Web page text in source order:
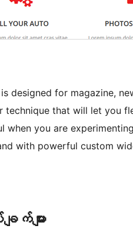
designed for magazine,
technique that will let you
when you are
with powerful custom
က်​များ